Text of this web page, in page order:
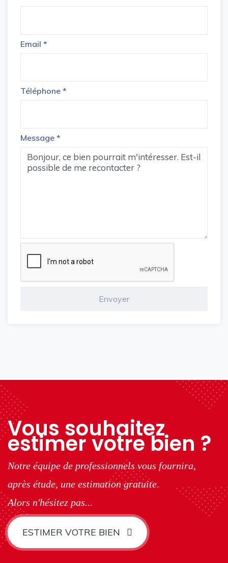
Email *
Téléphone *
Message *
Vous souhaitez
estimer votre bien ?
Notre équipe de professionnels vous fournira,
après étude, une estimation gratuite.
Alors n'hésitez pas...
ESTIMER VOTRE BIEN